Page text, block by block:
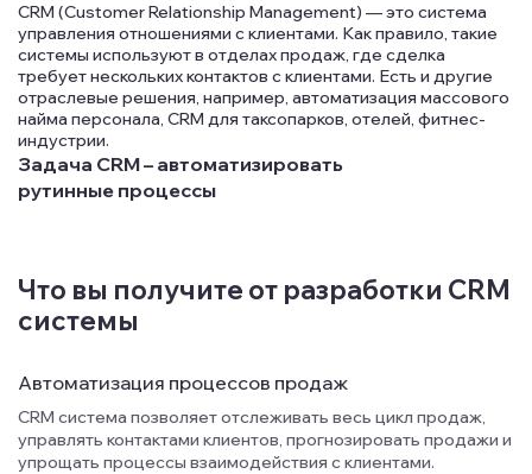
CRM (Customer Relationship Management) — это система
управления отношениями с клиентами. Как правило, такие
системы используют в отделах продаж, где сделка
требует нескольких контактов с клиентами. Есть и другие
отраслевые решения, например, автоматизация массового
найма персонала, CRM для таксопарков, отелей, фитнес-
индустрии.
Задача CRM – автоматизировать
рутинные процессы
Что вы получите от разработки CRM
системы
Автоматизация процессов продаж
CRM система позволяет отслеживать весь цикл продаж,
управлять контактами клиентов, прогнозировать продажи и
упрощать процессы взаимодействия с клиентами.